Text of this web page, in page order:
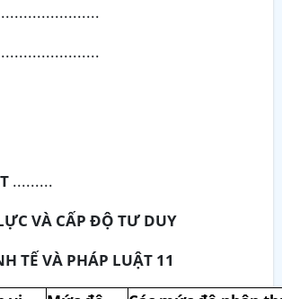
.........
VÀ CẤP ĐỘ TƯ DUY
TẾ VÀ PHÁP LUẬT 11